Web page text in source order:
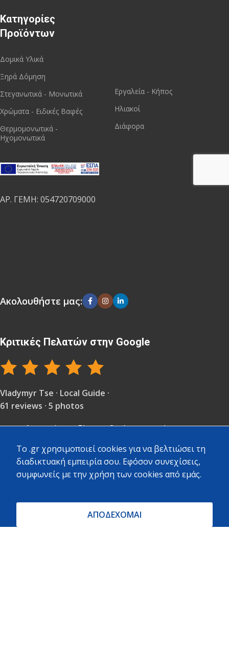
Κατηγορίες
Προϊόντων
Δομικά Υλικά
Ξηρά Δόμηση
Στεγανωτικά - Μονωτικά
Χρώματα - Ειδικές Βαφές
Θερμομονωτικά -
Ηχομονωτικά
ΑΡ. ΓΕΜΗ: 054720709000
Εργαλεία - Κήπος
Ηλιακοί
Διάφορα
Ακολουθήστε μας:
Κριτικές Πελατών στην Google
Vladymyr Tse · Local Guide ·
61 reviews · 5 photos
Επαγγελματικό μαγαζί, μοναδικό στην ακτίνα 5
97 reviews · 3 photos
Πολύ καλή εξυπηρέτηση και ποικιλία υλικών.
To .gr χρησιμοποιεί cookies για να βελτιώσει τη
διαδικτυακή εμπειρία σου. Εφόσον συνεχίσεις,
συμφωνείς με την χρήση των cookies από εμάς.
ΑΠΟΔΕΧΟΜΑΙ